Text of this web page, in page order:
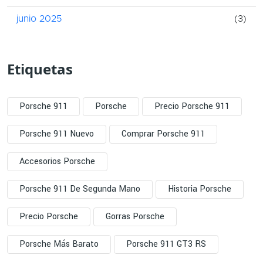
junio 2025 (3)
Etiquetas
Porsche 911 Porsche Precio Porsche 911
Porsche 911 Nuevo Comprar Porsche 911
Accesorios Porsche
Porsche 911 De Segunda Mano Historia Porsche
Precio Porsche Gorras Porsche
Porsche Más Barato Porsche 911 GT3 RS